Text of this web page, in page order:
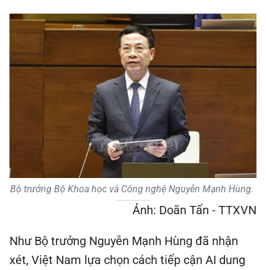
Bộ trưởng Bộ Khoa học và Công nghệ Nguyễn Mạnh Hùng.
Ảnh: Doãn Tấn - TTXVN
Như Bộ trưởng Nguyễn Mạnh Hùng đã nhận
xét, Việt Nam lựa chọn cách tiếp cận AI dung